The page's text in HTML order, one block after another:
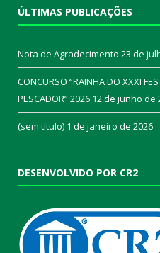
ÚLTIMAS PUBLICAÇÕES
Nota de Agradecimento 23 de
CONCURSO “RAINHA DO XXXI
PESCADOR” 2026 12 de junho de
(sem título) 1 de janeiro de 2026
DESENVOLVIDO POR CR2